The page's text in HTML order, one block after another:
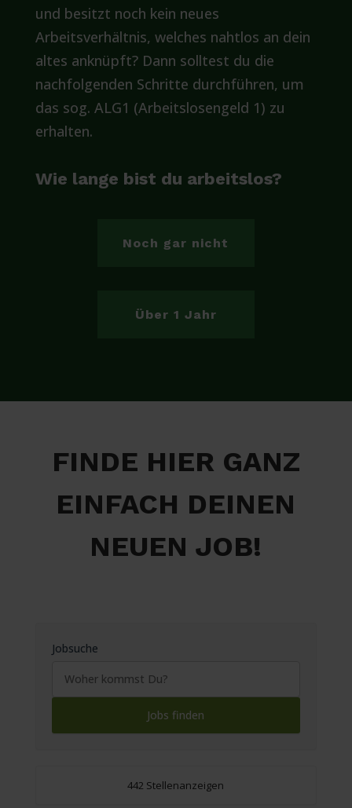
und besitzt noch kein neues
Arbeitsverhältnis, welches nahtlos an dein
altes anknüpft? Dann solltest du die
nachfolgenden Schritte durchführen, um
das sog. ALG1 (Arbeitslosengeld 1) zu
erhalten.
Wie lange bist du arbeitslos?
Noch gar nicht
Über 1 Jahr
FINDE HIER GANZ
EINFACH DEINEN
NEUEN JOB!
Jobsuche
442 Stellenanzeigen